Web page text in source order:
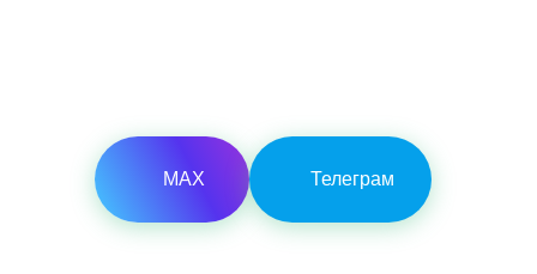
МАХ Телеграм